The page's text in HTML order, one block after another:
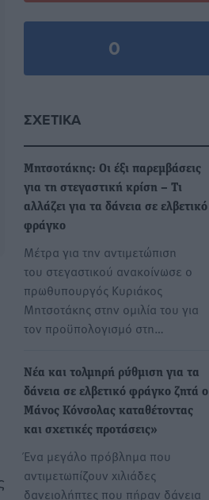
0
ΣΧΕΤΙΚΆ
Μητσοτάκης: Οι έξι παρεμβάσεις
για τη στεγαστική κρίση – Τι
αλλάζει για τα δάνεια σε ελβετικό
φράγκο
Μέτρα για την αντιμετώπιση
του στεγαστικού ανακοίνωσε ο
πρωθυπουργός Κυριάκος
Μητσοτάκης στην ομιλία του για
τον προϋπολογισμό στη…
Νέα και τολμηρή ρύθμιση για τα
δάνεια σε ελβετικό φράγκο ζητά ο
Μάνος Κόνσολας καταθέτοντας
και σχετικές προτάσεις»
Ένα μεγάλο πρόβλημα που
αντιμετωπίζουν χιλιάδες
δανειολήπτες που πήραν δάνεια